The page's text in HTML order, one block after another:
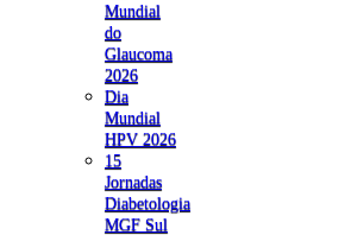
Mundial
do
Glaucoma
2026
Dia
Mundial
HPV 2026
15
Jornadas
Diabetologia
MGF Sul